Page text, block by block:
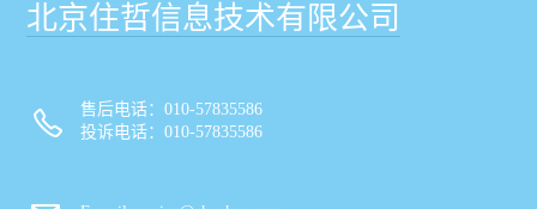
北京住哲信息技术有限公司
售后电话：010-57835586
投诉电话：010-57835586